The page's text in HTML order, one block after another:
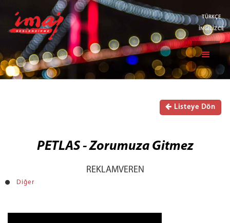
TÜRKÇE
İNGİLİZCE
Listeye Dön
PETLAS - Zorumuza Gitmez
REKLAMVEREN
Diğer